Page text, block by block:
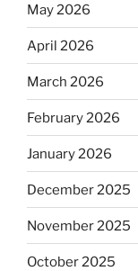
May 2026
April 2026
March 2026
February 2026
January 2026
December 2025
November 2025
October 2025